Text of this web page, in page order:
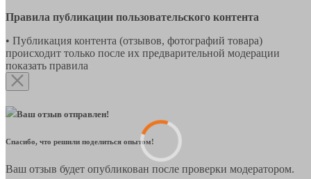
Правила публикации пользовательского контента
• Публикация контента (отзывов, фотографий товара)
происходит только после их предварительной модерации
показать правила
Ваш отзыв отправлен!
Спасибо, что решили поделиться опытом!
Ваш отзыв будет опубликован после проверки модератором.